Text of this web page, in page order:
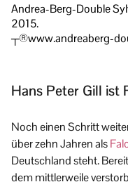
Andrea-Berg-Double
2015.
┬®www.andreaberg-
Hans Peter Gill ist
Noch einen Schritt
über zehn Jahren als
Deutschland steht.
dem mittlerweile